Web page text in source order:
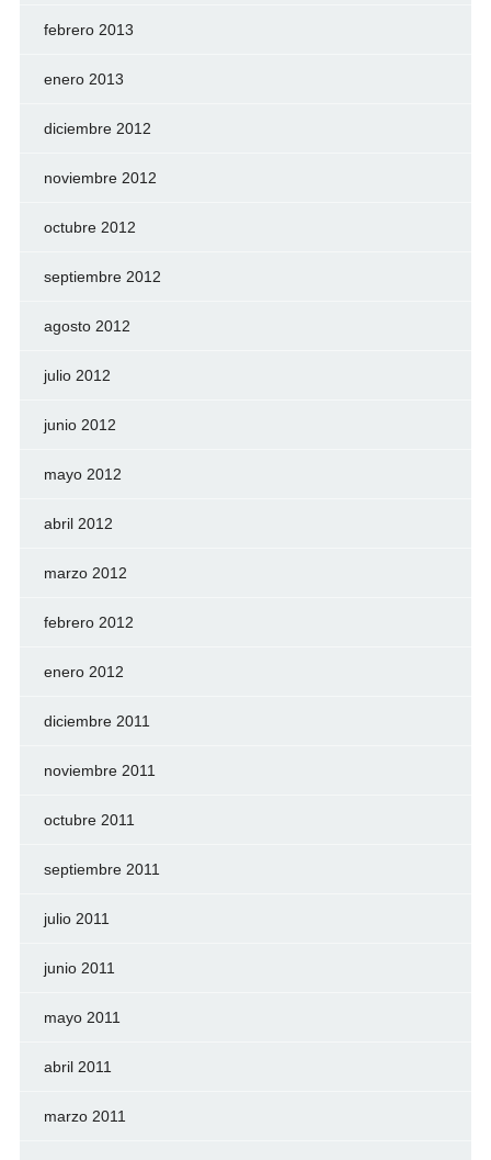
febrero 2013
enero 2013
diciembre 2012
noviembre 2012
octubre 2012
septiembre 2012
agosto 2012
julio 2012
junio 2012
mayo 2012
abril 2012
marzo 2012
febrero 2012
enero 2012
diciembre 2011
noviembre 2011
octubre 2011
septiembre 2011
julio 2011
junio 2011
mayo 2011
abril 2011
marzo 2011